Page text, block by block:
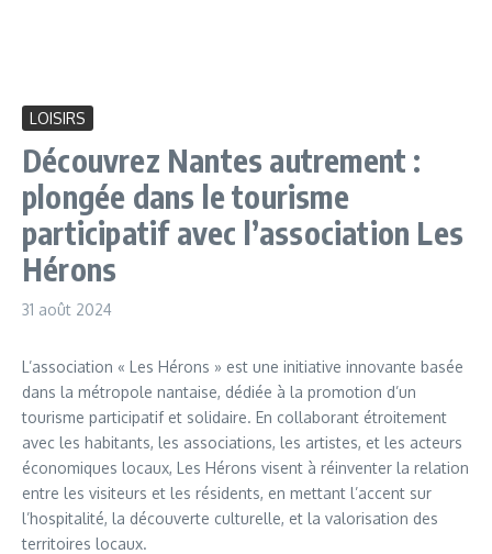
LOISIRS
Découvrez Nantes autrement :
plongée dans le tourisme
participatif avec l’association Les
Hérons
31 août 2024
L’association « Les Hérons » est une initiative innovante basée
dans la métropole nantaise, dédiée à la promotion d’un
tourisme participatif et solidaire. En collaborant étroitement
avec les habitants, les associations, les artistes, et les acteurs
économiques locaux, Les Hérons visent à réinventer la relation
entre les visiteurs et les résidents, en mettant l’accent sur
l’hospitalité, la découverte culturelle, et la valorisation des
territoires locaux.